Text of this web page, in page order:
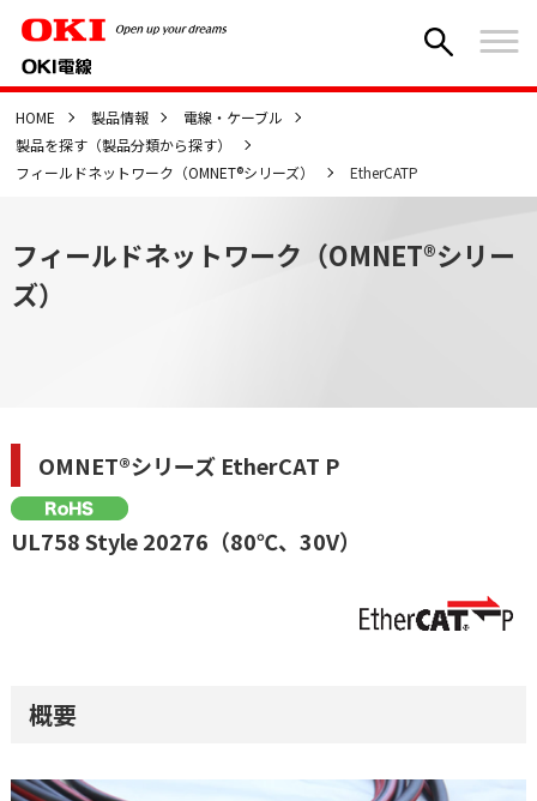
HOME 製品情報
電線・ケーブル
製品を探す（製品分類から探す）
フィールドネットワーク（OMNET®シリーズ）
EtherCATP
フィールドネットワーク（OMNET®シリー
ズ）
OMNET®シリーズ EtherCAT P
UL758 Style 20276（80℃、30V）
概要